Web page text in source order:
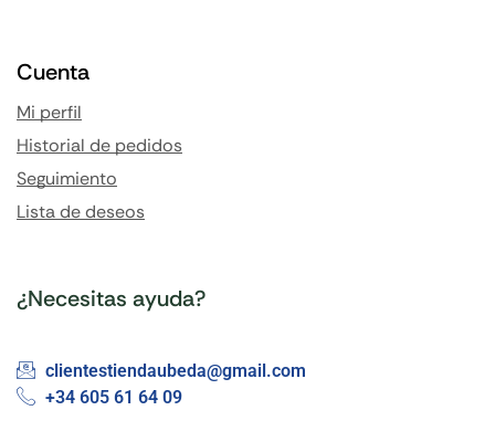
Cuenta
Mi perfil
Historial de pedidos
Seguimiento
Lista de deseos
¿Necesitas ayuda?
clientestiendaubeda@gmail.com
+34 605 61 64 09